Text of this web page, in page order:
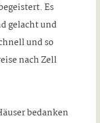
Es
gelacht und
und so
nach Zell
bedanken